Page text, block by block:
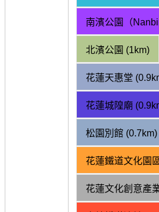
南濱公園（
北濱公園 (1km)
花蓮天惠堂
花蓮城隍廟
松園別館 (0.7km)
花蓮鐵道文化園
花蓮文化創意產